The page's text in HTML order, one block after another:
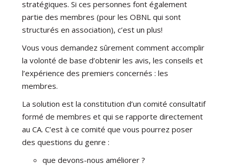
stratégiques. Si ces personnes font également
partie des membres (pour les OBNL qui sont
structurés en association), c’est un plus!
Vous vous demandez sûrement comment accomplir
la volonté de base d’obtenir les avis, les conseils et
l’expérience des premiers concernés : les
membres.
La solution est la constitution d’un comité consultatif
formé de membres et qui se rapporte directement
au CA. C’est à ce comité que vous pourrez poser
des questions du genre :
que devons-nous améliorer ?